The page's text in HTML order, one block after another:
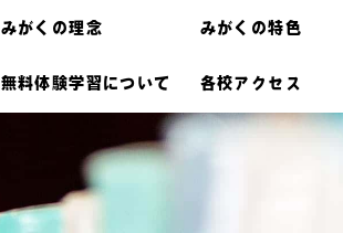
みがくの理念 みがくの特色
無料体験学習について 各校アクセス